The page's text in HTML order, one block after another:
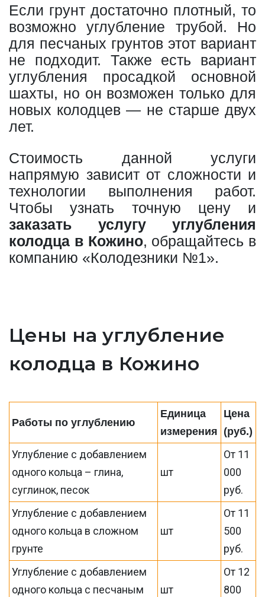
Если грунт достаточно плотный, то
возможно углубление трубой. Но
для песчаных грунтов этот вариант
не подходит. Также есть вариант
углубления просадкой основной
шахты, но он возможен только для
новых колодцев — не старше двух
лет.
Стоимость данной услуги
напрямую зависит от сложности и
технологии выполнения работ.
Чтобы узнать точную цену и
заказать услугу углубления
колодца в Кожино, обращайтесь в
компанию «Колодезники №1».
Цены на углубление
колодца в Кожино
Работы по углублению
Единица
измерения
Цена
(руб.)
Углубление с добавлением
одного кольца – глина,
суглинок, песок
шт
От 11
000
руб.
Углубление с добавлением
одного кольца в сложном
грунте
шт
От 11
500
руб.
Углубление с добавлением
одного кольца с песчаным
шт
От 12
800